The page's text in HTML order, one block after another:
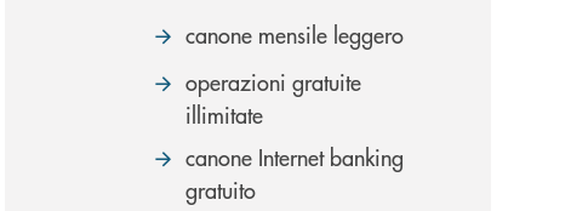
canone mensile leggero
operazioni gratuite
illimitate
canone Internet banking
gratuito